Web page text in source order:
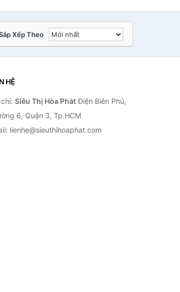
Xếp Theo
HỆ
Siêu Thị Hòa PhátĐiện Biên Phủ,
6, Quận 3, Tp.HCM
lienhe@sieuthihoaphat.com